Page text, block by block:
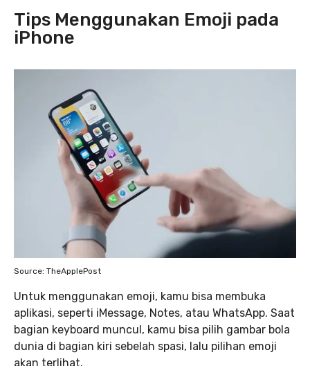
Tips Menggunakan Emoji pada
iPhone
Source: TheApplePost
Untuk menggunakan emoji, kamu bisa membuka
aplikasi, seperti iMessage, Notes, atau WhatsApp. Saat
bagian keyboard muncul, kamu bisa pilih gambar bola
dunia di bagian kiri sebelah spasi, lalu pilihan emoji
akan terlihat.